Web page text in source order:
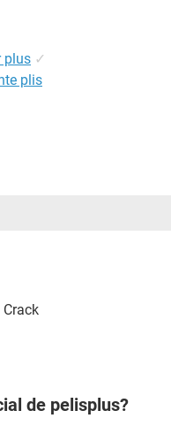
plus ✓
plis
de pelisplus?